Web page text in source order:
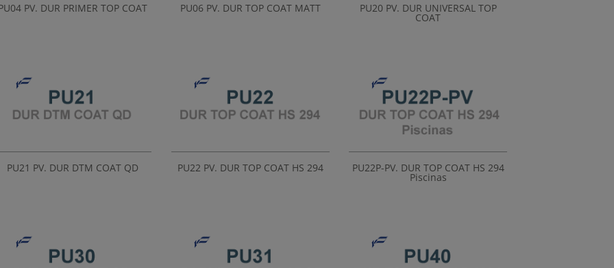
PV. DUR PRIMER TOP COAT PU06 PV. DUR TOP COAT MATT PU20 PV. DUR UNIVERSAL TOP
COAT
PU21 PV. DUR DTM COAT QD PU22 PV. DUR TOP COAT HS 294 PU22P-PV. DUR TOP COAT HS 294
Piscinas